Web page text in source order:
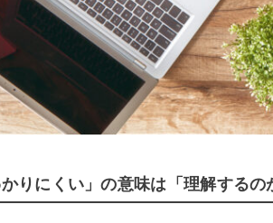
かりにくい」の意味は「理解するの